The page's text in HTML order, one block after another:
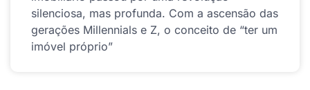
silenciosa, mas profunda. Com a ascensão das
gerações Millennials e Z, o conceito de “ter um
imóvel próprio”